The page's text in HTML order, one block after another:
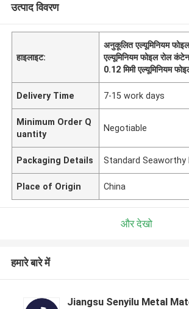
उत्पाद विवरण
हाइलाइट:
अनुकूलित एल्यूमिनियम
एल्यूमिनियम फोइल रोल
0.12 मिमी एल्यूमिनियम
Delivery Time 7-15 work days
Minimum Order Q
uantity
Negotiable
Packaging Details Standard Seaworthy
Place of Origin China
और देखो
हमारे बारे में
Jiangsu Senyilu Metal